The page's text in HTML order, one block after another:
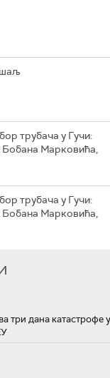
трубача у Гучи:
Бобана Марковића,
трубача у Гучи:
Бобана Марковића,
три дана катастрофе